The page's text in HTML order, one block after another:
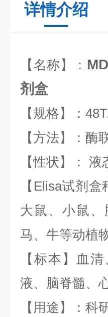
详情介绍
【名称】：
剂盒
【规格】：
【方法】：酶
【性状】： 液
【Elisa试剂
大鼠、小鼠
马、牛等动植物
【标本】血
液、脑脊髓、
【用途】：科